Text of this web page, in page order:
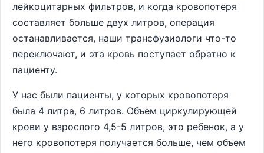
лейкоцитарных фильтров, и когда кровопотеря
составляет больше двух литров, операция
останавливается, наши трансфузиологи что-то
переключают, и эта кровь поступает обратно к
пациенту.
У нас были пациенты, у которых кровопотеря
была 4 литра, 6 литров. Объем циркулирующей
крови у взрослого 4,5-5 литров, это ребенок, а у
него кровопотеря получается больше, чем объем